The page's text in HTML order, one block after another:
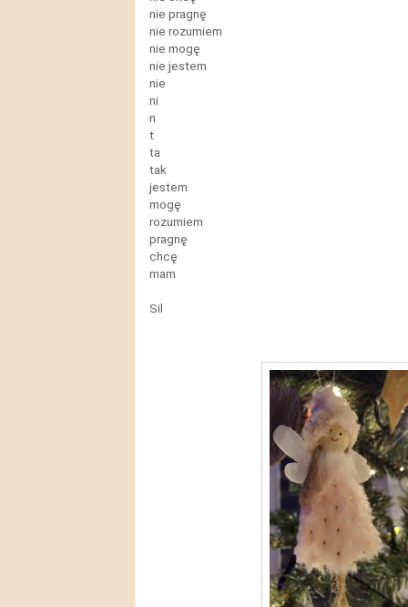
nie pragnę
nie rozumiem
nie mogę
nie jestem
nie
ni
n
t
ta
tak
jestem
mogę
rozumiem
pragnę
chcę
mam
Sil